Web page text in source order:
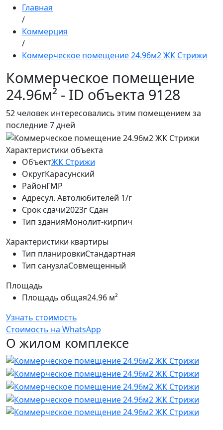
Главная
/
Коммерция
/
Коммерческое помещение 24.96м2 ЖК Стрижи
Коммерческое помещение
24.96м² - ID объекта 9128
52 человек интересовались этим помещением за
последние 7 дней
Характеристики объекта
ОбъектЖК Стрижи
ОкругКарасунский
РайонГМР
Адресул. Автолюбителей 1/г
Срок сдачи2023г Сдан
Тип зданияМонолит-кирпич
Характеристики квартиры
Тип планировкиСтандартная
Тип санузлаСовмещенный
Площадь
Площадь общая24.96 м²
Узнать стоимость
Стоимость на WhatsApp
О жилом комплексе